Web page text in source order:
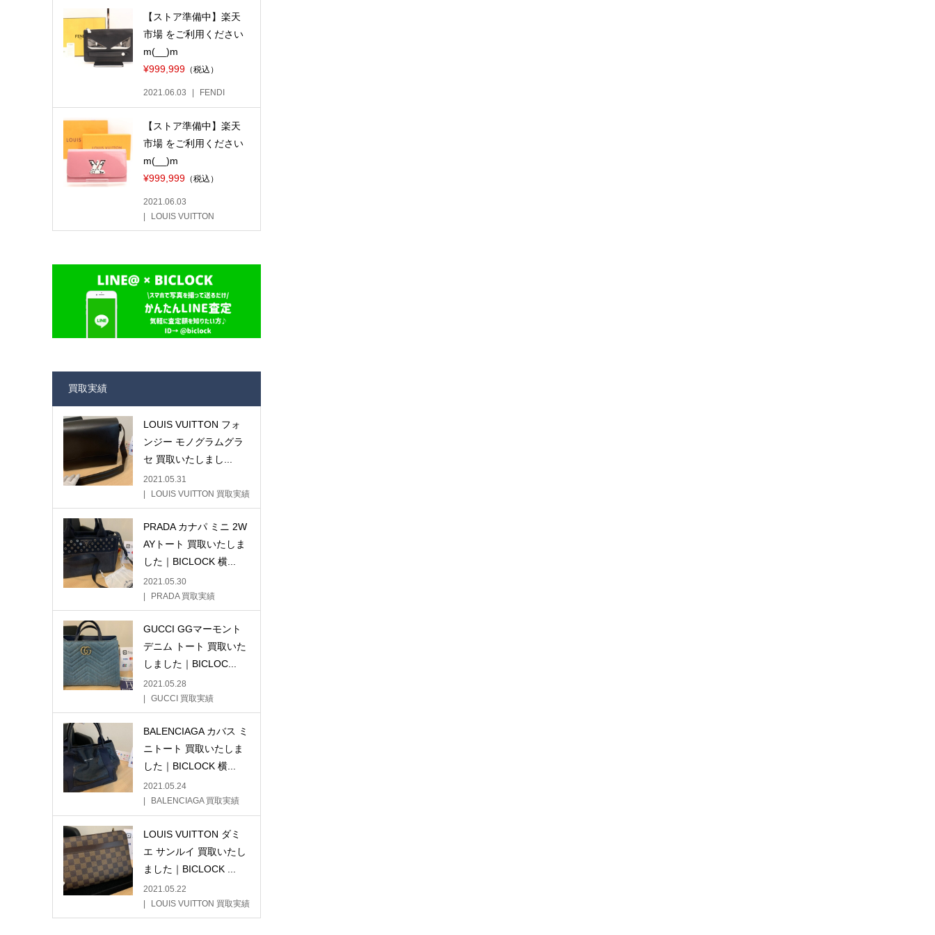
【ストア準備中】楽天
市場 をご利用ください
m(__)m
¥999,999（税込）
2021.06.03 FENDI
【ストア準備中】楽天
市場 をご利用ください
m(__)m
¥999,999（税込）
2021.06.03
LOUIS VUITTON
買取実績
LOUIS VUITTON フォ
ンジー モノグラムグラ
セ 買取いたしまし...
2021.05.31
LOUIS VUITTON 買取実績
PRADA カナパ ミニ 2W
AYトート 買取いたしま
した｜BICLOCK 横...
2021.05.30
PRADA 買取実績
GUCCI GGマーモント
デニム トート 買取いた
しました｜BICLOC...
2021.05.28
GUCCI 買取実績
BALENCIAGA カバス ミ
ニトート 買取いたしま
した｜BICLOCK 横...
2021.05.24
BALENCIAGA 買取実績
LOUIS VUITTON ダミ
エ サンルイ 買取いたし
ました｜BICLOCK ...
2021.05.22
LOUIS VUITTON 買取実績